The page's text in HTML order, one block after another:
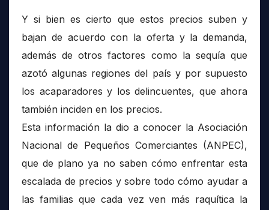
Y si bien es cierto que estos precios suben y
bajan de acuerdo con la oferta y la demanda,
además de otros factores como la sequía que
azotó algunas regiones del país y por supuesto
los acaparadores y los delincuentes, que ahora
también inciden en los precios.
Esta información la dio a conocer la Asociación
Nacional de Pequeños Comerciantes (ANPEC),
que de plano ya no saben cómo enfrentar esta
escalada de precios y sobre todo cómo ayudar a
las familias que cada vez ven más raquítica la